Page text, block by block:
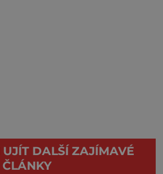
UJÍT DALŠÍ ZAJÍMAVÉ
ČLÁNKY